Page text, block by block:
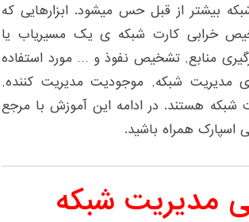
بیشتر از قبل حس میشود. ابزارهایی که
خرابی کارت شبکه ی یک مسیریاب یا
منابع, تشخیص نفوذ و … مورد استفاده
مدیریت شبکه, موجودیت مدیریت کننده,
هستند. در ادامه این آموزش با مرجع
همراه باشید.
مدیریت شبکه